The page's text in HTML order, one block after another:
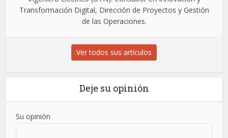
Transformación Digital, Dirección de Proyectos y Gestión
de las Operaciones.
Ver todos sus artículos
Deje su opinión
Su opinión